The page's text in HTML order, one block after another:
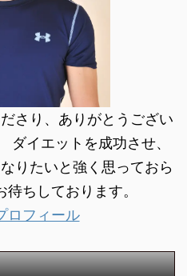
さり、ありがとうござい
ダイエットを成功させ、
りたいと強く思っておら
ちしております。
ロフィール